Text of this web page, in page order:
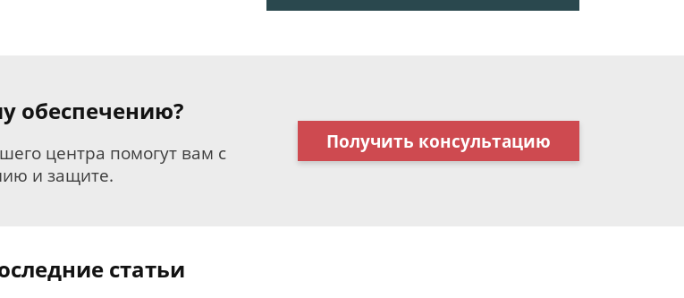
обеспечению?
центра помогут вам с
и защите.
Получить консультацию
статьи